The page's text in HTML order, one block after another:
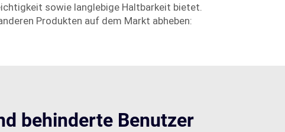
sowie langlebige Haltbarkeit bietet.
Produkten auf dem Markt abheben:
behinderte Benutzer